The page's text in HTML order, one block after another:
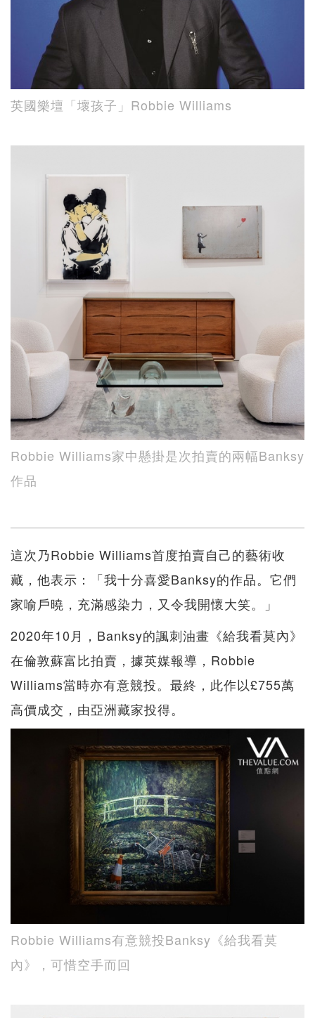
英國樂壇「壞孩子」Robbie Williams
Robbie Williams家中懸掛是次拍賣的兩幅Banksy
作品
這次乃Robbie Williams首度拍賣自己的藝術收
藏，他表示：「我十分喜愛Banksy的作品。它們
家喻戶曉，充滿感染力，又令我開懷大笑。」
2020年10月，Banksy的諷刺油畫《給我看莫內》
在倫敦蘇富比拍賣，據英媒報導，Robbie
Williams當時亦有意競投。最終，此作以£755萬
高價成交，由亞洲藏家投得。
Robbie Williams有意競投Banksy《給我看莫
內》，可惜空手而回